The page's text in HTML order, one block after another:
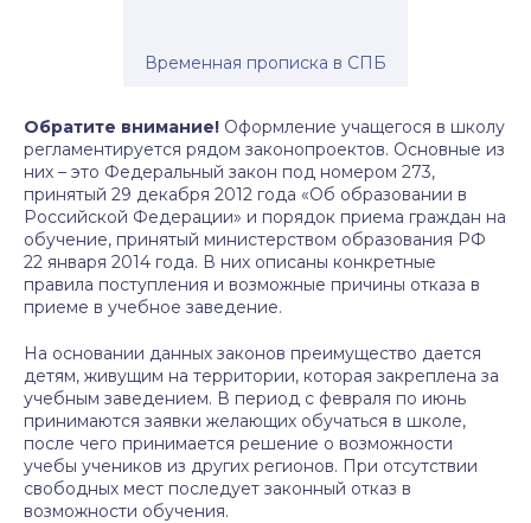
Временная прописка в СПБ
Обратите внимание! Оформление учащегося в школу
регламентируется рядом законопроектов. Основные из
них – это Федеральный закон под номером 273,
принятый 29 декабря 2012 года «Об образовании в
Российской Федерации» и порядок приема граждан на
обучение, принятый министерством образования РФ
22 января 2014 года. В них описаны конкретные
правила поступления и возможные причины отказа в
приеме в учебное заведение.
На основании данных законов преимущество дается
детям, живущим на территории, которая закреплена за
учебным заведением. В период с февраля по июнь
принимаются заявки желающих обучаться в школе,
после чего принимается решение о возможности
учебы учеников из других регионов. При отсутствии
свободных мест последует законный отказ в
возможности обучения.